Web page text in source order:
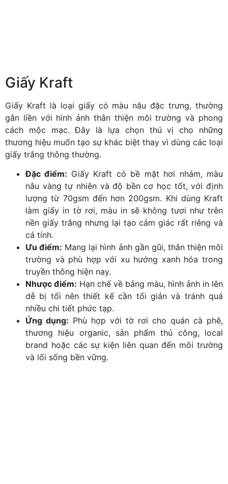
Giấy Kraft
Giấy Kraft là loại giấy có màu nâu đặc trưng, thường
gắn liền với hình ảnh thân thiện môi trường và phong
cách mộc mạc. Đây là lựa chọn thú vị cho những
thương hiệu muốn tạo sự khác biệt thay vì dùng các loại
giấy trắng thông thường.
Đặc điểm: Giấy Kraft có bề mặt hơi nhám, màu
nâu vàng tự nhiên và độ bền cơ học tốt, với định
lượng từ 70gsm đến hơn 200gsm. Khi dùng Kraft
làm giấy in tờ rơi, màu in sẽ không tươi như trên
nền giấy trắng nhưng lại tạo cảm giác rất riêng và
cá tính.
Ưu điểm: Mang lại hình ảnh gần gũi, thân thiện môi
trường và phù hợp với xu hướng xanh hóa trong
truyền thông hiện nay.
Nhược điểm: Hạn chế về bảng màu, hình ảnh in lên
dễ bị tối nên thiết kế cần tối giản và tránh quá
nhiều chi tiết phức tạp.
Ứng dụng: Phù hợp với tờ rơi cho quán cà phê,
thương hiệu organic, sản phẩm thủ công, local
brand hoặc các sự kiện liên quan đến môi trường
và lối sống bền vững.